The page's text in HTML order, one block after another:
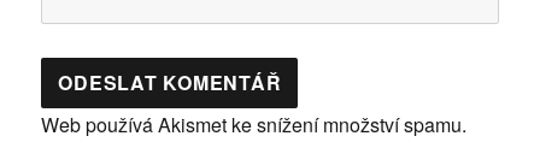
Web používá Akismet ke snížení množství spamu.